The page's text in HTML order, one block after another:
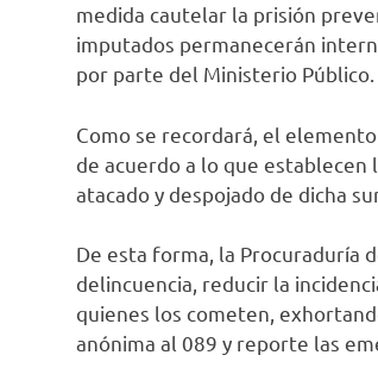
medida cautelar la prisión
imputados permanecerán
por parte del Ministerio Público.
Como se recordará, el
de acuerdo a lo que establecen
atacado y despojado de dicha
De esta forma, la Procuraduría
delincuencia, reducir la
quienes los cometen,
anónima al 089 y reporte las